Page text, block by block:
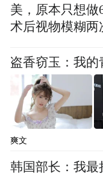
美，原本只想做
术后视物模糊两
盗香窃玉：我
爽文
韩国部长：我最